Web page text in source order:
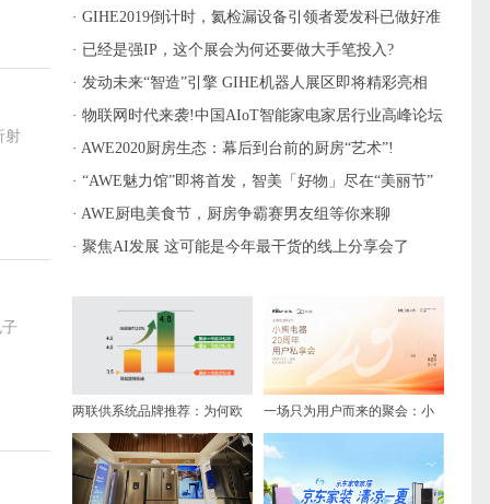
射
· GIHE2019倒计时，氦检漏设备引领者爱发科已做好准
备
· 已经是强IP，这个展会为何还要做大手笔投入?
· 发动未来“智造”引擎 GIHE机器人展区即将精彩亮相
· 物联网时代来袭!中国AIoT智能家电家居行业高峰论坛
即将召开
· AWE2020厨房生态：幕后到台前的厨房“艺术”!
· “AWE魅力馆”即将首发，智美「好物」尽在“美丽节”
· AWE厨电美食节，厨房争霸赛男友组等你来聊
· 聚焦AI发展 这可能是今年最干货的线上分享会了
两联供系统品牌推荐：为何欧
系水系统基因在高端住宅中依
然不可替代？
一场只为用户而来的聚会：小
熊电器20周年私享会倒计时